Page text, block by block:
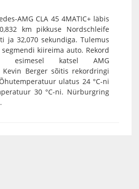
AMG CLA 45 4MATIC+ läbis
km pikkuse Nordschleife
ja 32,070 sekundiga. Tulemus
kiireima auto. Rekord
esimesel katsel AMG
Kevin Berger sõitis rekordringi
ulatus 24 °C-ni
30 °C-ni. Nürburgring